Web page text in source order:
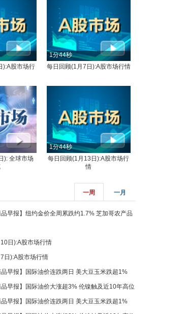
):A股市场行
1分44秒
每日回顾(1月7日):A股市场行情
): 全球市场
1分44秒
每日回顾(1月13日):A股市场行
情
一周 一月
品早报】纽约金价全周累跌约1.7% 芝加哥农产品
日):A股市场行情
日):A股市场行情
品早报】国际油价连跌两日 美大豆玉米跌超1%
品早报】国际油价大涨超3% 伦镍触及近10年高位
品早报】国际油价连跌两日 美大豆玉米跌超1%